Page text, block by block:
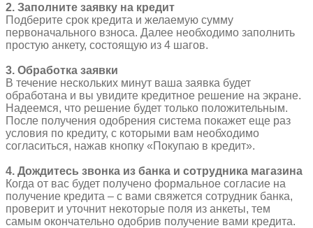
2. Заполните заявку на кредит
Подберите срок кредита и желаемую сумму
первоначального взноса. Далее необходимо заполнить
простую анкету, состоящую из 4 шагов.
3. Обработка заявки
В течение нескольких минут ваша заявка будет
обработана и вы увидите кредитное решение на экране.
Надеемся, что решение будет только положительным.
После получения одобрения система покажет еще раз
условия по кредиту, с которыми вам необходимо
согласиться, нажав кнопку «Покупаю в кредит».
4. Дождитесь звонка из банка и сотрудника магазина
Когда от вас будет получено формальное согласие на
получение кредита – с вами свяжется сотрудник банка,
проверит и уточнит некоторые поля из анкеты, тем
самым окончательно одобрив получение вами кредита.